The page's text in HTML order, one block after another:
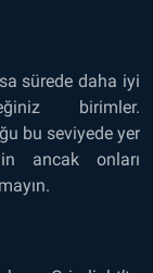
sürede daha iyi
birimler.
bu seviyede yer
ancak onları